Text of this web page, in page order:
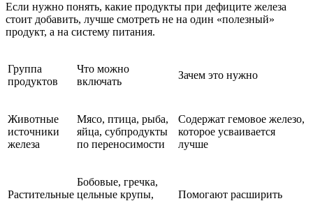
Если нужно понять, какие продукты при дефиците железа
стоит добавить, лучше смотреть не на один «полезный»
продукт, а на систему питания.
Группа
продуктов
Что можно
включать
Зачем это нужно
Животные
источники
железа
Мясо, птица, рыба,
яйца, субпродукты
по переносимости
Содержат гемовое железо,
которое усваивается
лучше
Растительные
Бобовые, гречка,
цельные крупы,
Помогают расширить